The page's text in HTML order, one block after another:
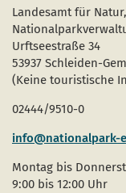
Landesamt für
Urftseestraße 34
53937 Schleiden-
(Keine touristische
02444/9510-0
info@nationalpark-
Montag bis
9:00 bis 12:00 Uhr